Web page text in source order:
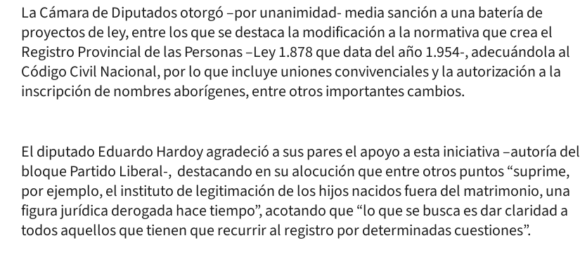
La Cámara de Diputados otorgó –por unanimidad- media sanción a una batería de
proyectos de ley, entre los que se destaca la modificación a la normativa que crea el
Registro Provincial de las Personas –Ley 1.878 que data del año 1.954-, adecuándola al
Código Civil Nacional, por lo que incluye uniones convivenciales y la autorización a la
inscripción de nombres aborígenes, entre otros importantes cambios.
El diputado Eduardo Hardoy agradeció a sus pares el apoyo a esta iniciativa –autoría del
bloque Partido Liberal-, destacando en su alocución que entre otros puntos “suprime,
por ejemplo, el instituto de legitimación de los hijos nacidos fuera del matrimonio, una
figura jurídica derogada hace tiempo”, acotando que “lo que se busca es dar claridad a
todos aquellos que tienen que recurrir al registro por determinadas cuestiones”.